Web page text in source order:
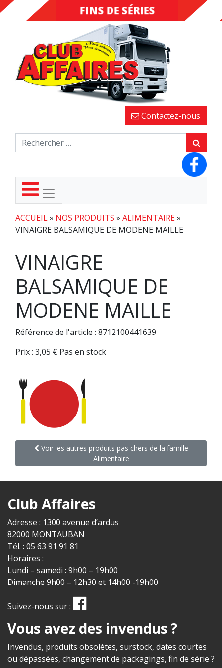
DESTOCKAGE
FINS DE SÉRIES
Contactez-nous
ACCUEIL» NOS PRODUITS » ALIMENTAIRE»
VINAIGRE BALSAMIQUE DE MODENE MAILLE
VINAIGRE
BALSAMIQUE DE
MODENE MAILLE
Référence de l'article : 8712100441639
Prix : 3,05 € Pas en stock
Voir les autres produits pas chers de la famille
Alimentaire
Club Affaires
Adresse : 1300 avenue d’ardus
82000 MONTAUBAN
Tél. : 05 63 91 91 81
Horaires :
Lundi – samedi : 9h00 – 19h00
Dimanche 9h00 – 12h30 et 14h00 -19h00
Suivez-nous sur :
Vous avez des invendus ?
Invendus, produits obsolètes, surstock, dates courtes
ou dépassées, changement de packagings, fin de série ?